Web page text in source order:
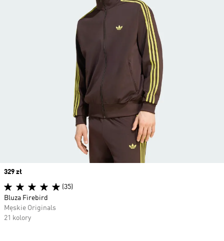
Price
329 zł
(35)
Bluza Firebird
Męskie Originals
21 kolory